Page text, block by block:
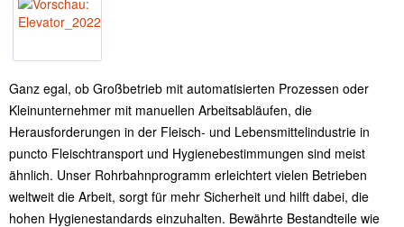
Ganz egal, ob Großbetrieb mit automatisierten Prozessen oder
Kleinunternehmer mit manuellen Arbeitsabläufen, die
Herausforderungen in der Fleisch- und Lebensmittelindustrie in
puncto Fleischtransport und Hygienebestimmungen sind meist
ähnlich. Unser Rohrbahnprogramm erleichtert vielen Betrieben
weltweit die Arbeit, sorgt für mehr Sicherheit und hilft dabei, die
hohen Hygienestandards einzuhalten. Bewährte Bestandteile wie